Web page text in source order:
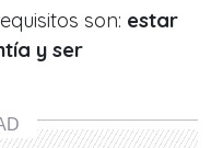
son: estar
y ser